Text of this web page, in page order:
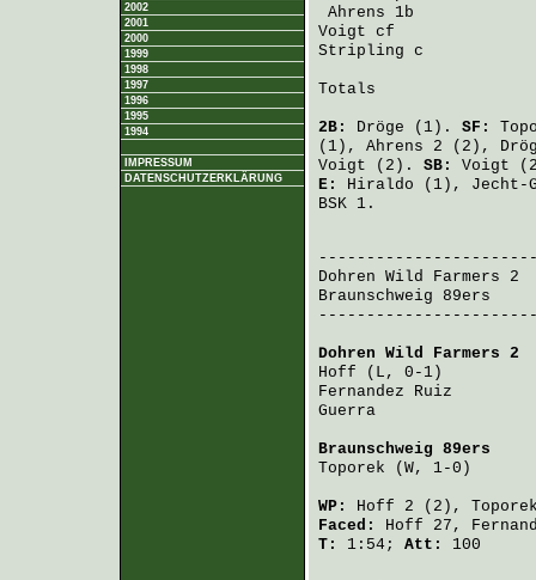
2002
2001
2000
1999
1998
1997
1996
1995
1994
IMPRESSUM
DATENSCHUTZERKLÄRUNG
Ahrens 1b
Voigt cf
Stripling c
Totals
2B: Dröge (1). SF:
(1), Ahrens 2 (2),
Voigt (2). SB: Voigt
E: Hiraldo (1), Jecht-
BSK 1.
Dohren Wild Farmers 2
Braunschweig 89ers
Dohren Wild Farmers 2
Hoff (L, 0-1)
Fernandez Ruiz
Guerra
Braunschweig 89ers
Toporek (W, 1-0)
WP: Hoff 2 (2),
Faced: Hoff 27,
T:
1:54; Att: 100